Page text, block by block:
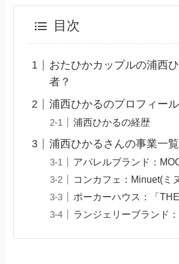
目次
おたひかカップルの浦西
者？
浦西ひかるのプロフィール
浦西ひかるの経歴
浦西ひかるさんの事業一覧
アパレルブランド：
コンカフェ：Minuet(ミ
ポーカーハウス：「THE
ランジェリーブランド